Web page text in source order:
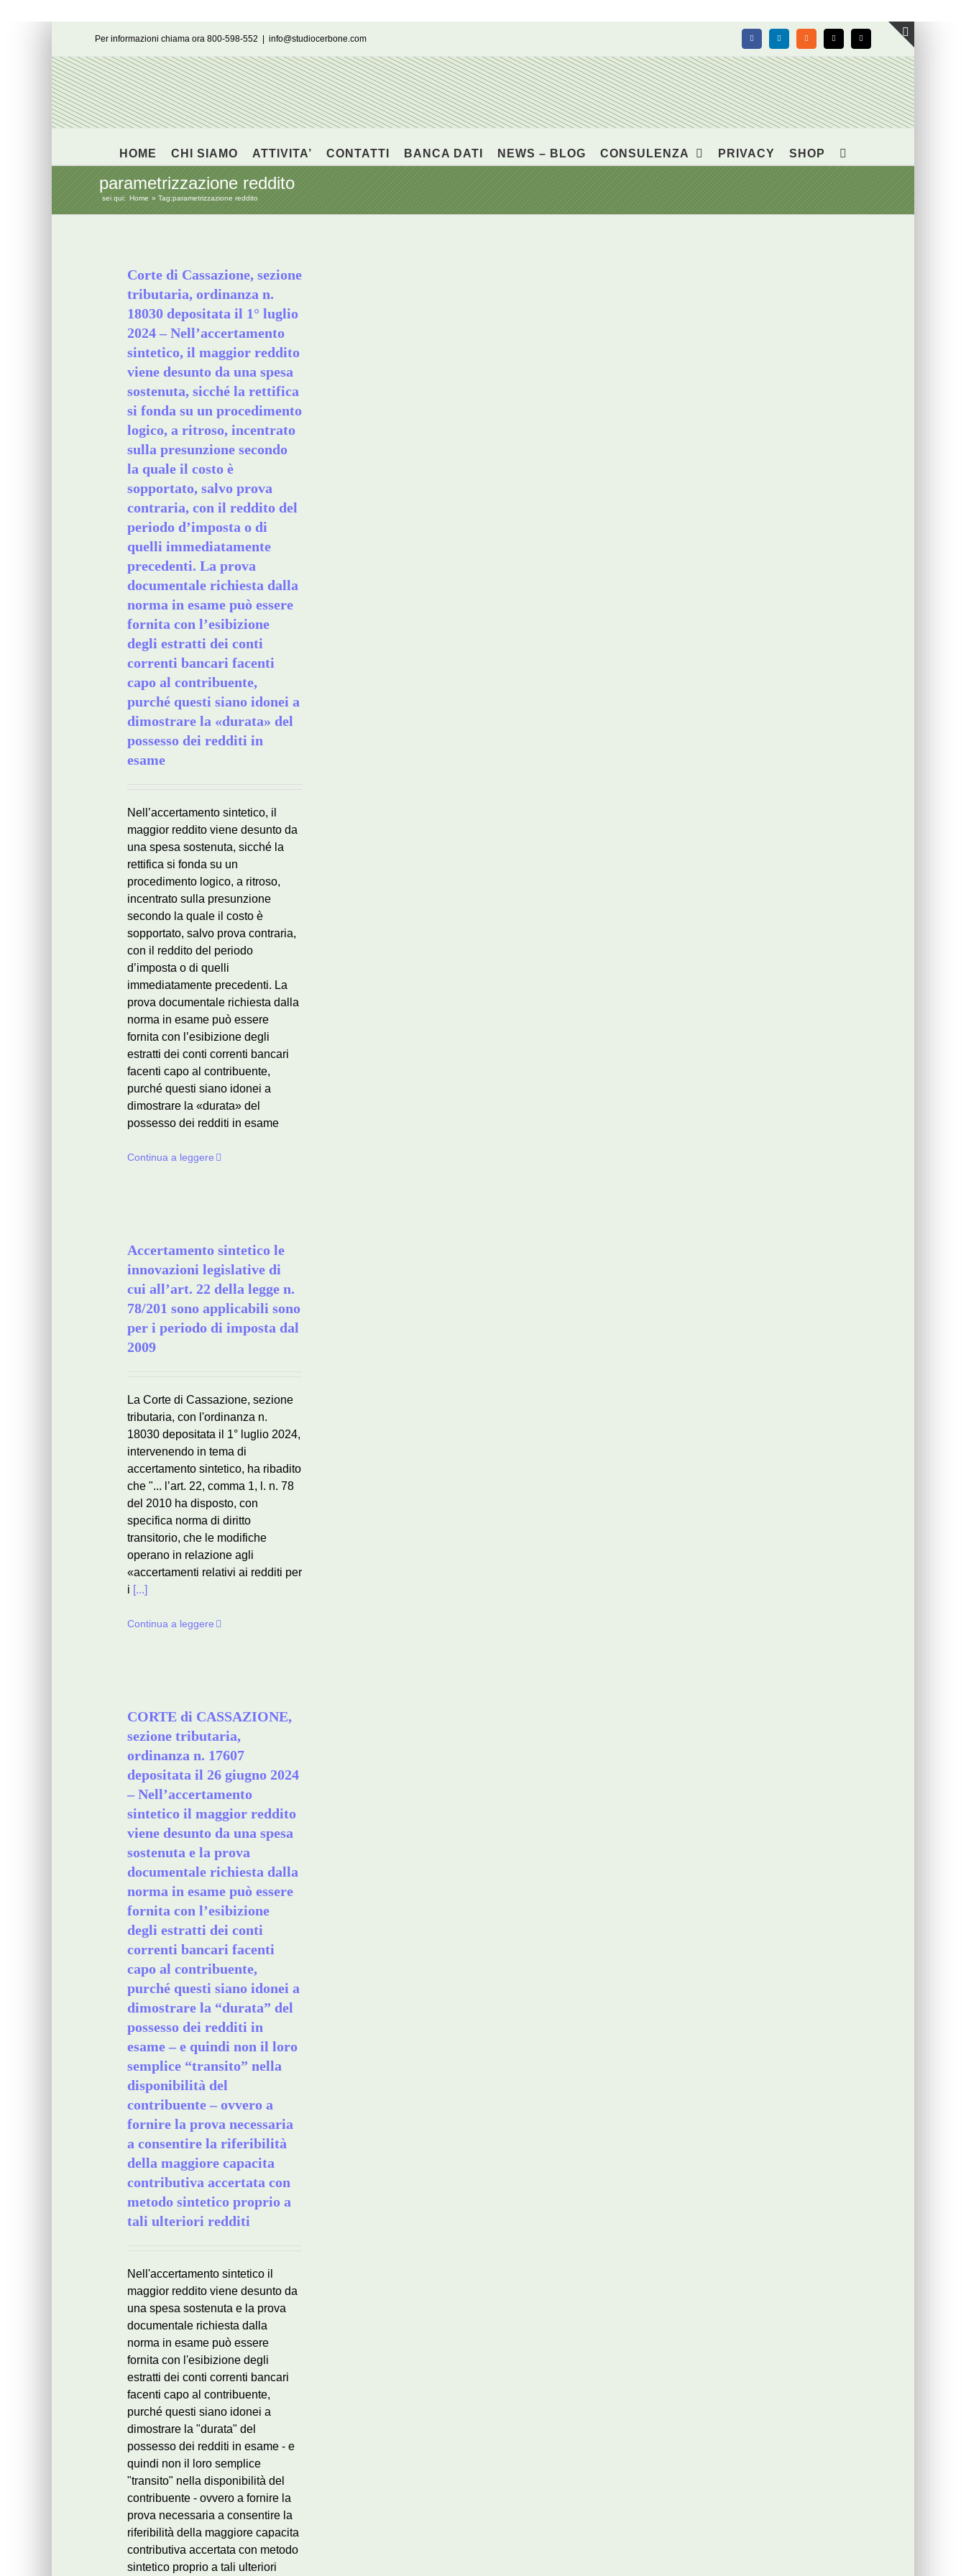
Per informazioni chiama ora 800-598-552 info@studiocerbone.com FacebookLinkedIn Rss X Email
HOME CHI SIAMO ATTIVITA’ CONTATTI BANCA DATI NEWS – BLOG CONSULENZA PRIVACY SHOP
parametrizzazione reddito
sei qui: Home Tag:parametrizzazione reddito
Corte di Cassazione, sezione
tributaria, ordinanza n.
18030 depositata il 1° luglio
2024 – Nell’accertamento
sintetico, il maggior reddito
viene desunto da una spesa
sostenuta, sicché la rettifica
si fonda su un procedimento
logico, a ritroso, incentrato
sulla presunzione secondo
la quale il costo è
sopportato, salvo prova
contraria, con il reddito del
periodo d’imposta o di
quelli immediatamente
precedenti. La prova
documentale richiesta dalla
norma in esame può essere
fornita con l’esibizione
degli estratti dei conti
correnti bancari facenti
capo al contribuente,
purché questi siano idonei a
dimostrare la «durata» del
possesso dei redditi in
esame
Nell’accertamento sintetico, il
maggior reddito viene desunto da
una spesa sostenuta, sicché la
rettifica si fonda su un
procedimento logico, a ritroso,
incentrato sulla presunzione
secondo la quale il costo è
sopportato, salvo prova contraria,
con il reddito del periodo
d’imposta o di quelli
immediatamente precedenti. La
prova documentale richiesta dalla
norma in esame può essere
fornita con l’esibizione degli
estratti dei conti correnti bancari
facenti capo al contribuente,
purché questi siano idonei a
dimostrare la «durata» del
possesso dei redditi in esame
Continua a leggere
Accertamento sintetico le
innovazioni legislative di
cui all’art. 22 della legge n.
78/201 sono applicabili sono
per i periodo di imposta dal
2009
La Corte di Cassazione, sezione
tributaria, con l'ordinanza n.
18030 depositata il 1° luglio 2024,
intervenendo in tema di
accertamento sintetico, ha ribadito
che "... l’art. 22, comma 1, l. n. 78
del 2010 ha disposto, con
specifica norma di diritto
transitorio, che le modifiche
operano in relazione agli
«accertamenti relativi ai redditi per
i [...]
Continua a leggere
CORTE di CASSAZIONE,
sezione tributaria,
ordinanza n. 17607
depositata il 26 giugno 2024
– Nell’accertamento
sintetico il maggior reddito
viene desunto da una spesa
sostenuta e la prova
documentale richiesta dalla
norma in esame può essere
fornita con l’esibizione
degli estratti dei conti
correnti bancari facenti
capo al contribuente,
purché questi siano idonei a
dimostrare la “durata” del
possesso dei redditi in
esame – e quindi non il loro
semplice “transito” nella
disponibilità del
contribuente – ovvero a
fornire la prova necessaria
a consentire la riferibilità
della maggiore capacita
contributiva accertata con
metodo sintetico proprio a
tali ulteriori redditi
Nell'accertamento sintetico il
maggior reddito viene desunto da
una spesa sostenuta e la prova
documentale richiesta dalla
norma in esame può essere
fornita con l'esibizione degli
estratti dei conti correnti bancari
facenti capo al contribuente,
purché questi siano idonei a
dimostrare la "durata" del
possesso dei redditi in esame - e
quindi non il loro semplice
"transito" nella disponibilità del
contribuente - ovvero a fornire la
prova necessaria a consentire la
riferibilità della maggiore capacita
contributiva accertata con metodo
sintetico proprio a tali ulteriori
Toggle
area
barra
scorrevole